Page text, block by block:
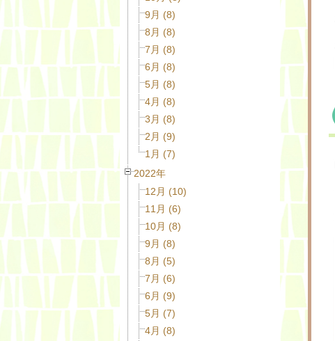
9月 (8)
8月 (8)
7月 (8)
6月 (8)
5月 (8)
4月 (8)
3月 (8)
2月 (9)
1月 (7)
2022年
12月 (10)
11月 (6)
10月 (8)
9月 (8)
8月 (5)
7月 (6)
6月 (9)
5月 (7)
4月 (8)